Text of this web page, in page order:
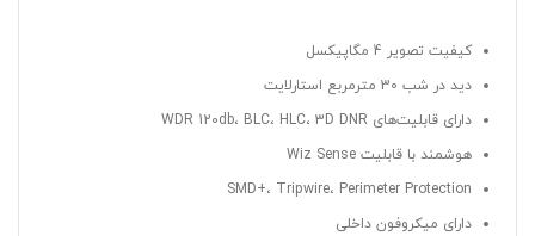
کیفیت تصویر 4 مگاپیکسل
دید در شب 30 مترمربع استارلایت
دارای قابلیت‌های WDR 120db، BLC، HLC، 3D DNR
هوشمند با قابلیت Wiz Sense
SMD+، Tripwire، Perimeter Protection
دارای میکروفون داخلی